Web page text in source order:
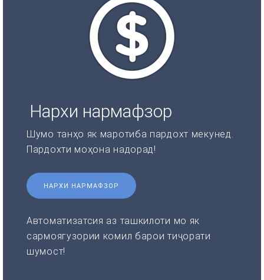
Нархи нармафзор
Шумо танҳо як маротиба пардохт мекунед.
Пардохти моҳона надорад!
НАРХИ НАРМАФЗОР
Автоматизатсия аз ташкилоти мо як
сармоягузории комил барои тиҷорати
шумост!